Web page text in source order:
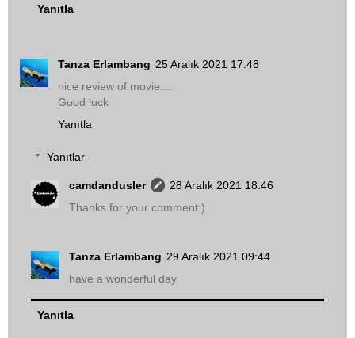
Yanıtla
Tanza Erlambang 25 Aralık 2021 17:48
nice review of movie....
Good luck
Yanıtla
Yanıtlar
camdandusler
28 Aralık 2021 18:46
Thanks for your comment:)
Tanza Erlambang 29 Aralık 2021 09:44
have a wonderful day
Yanıtla